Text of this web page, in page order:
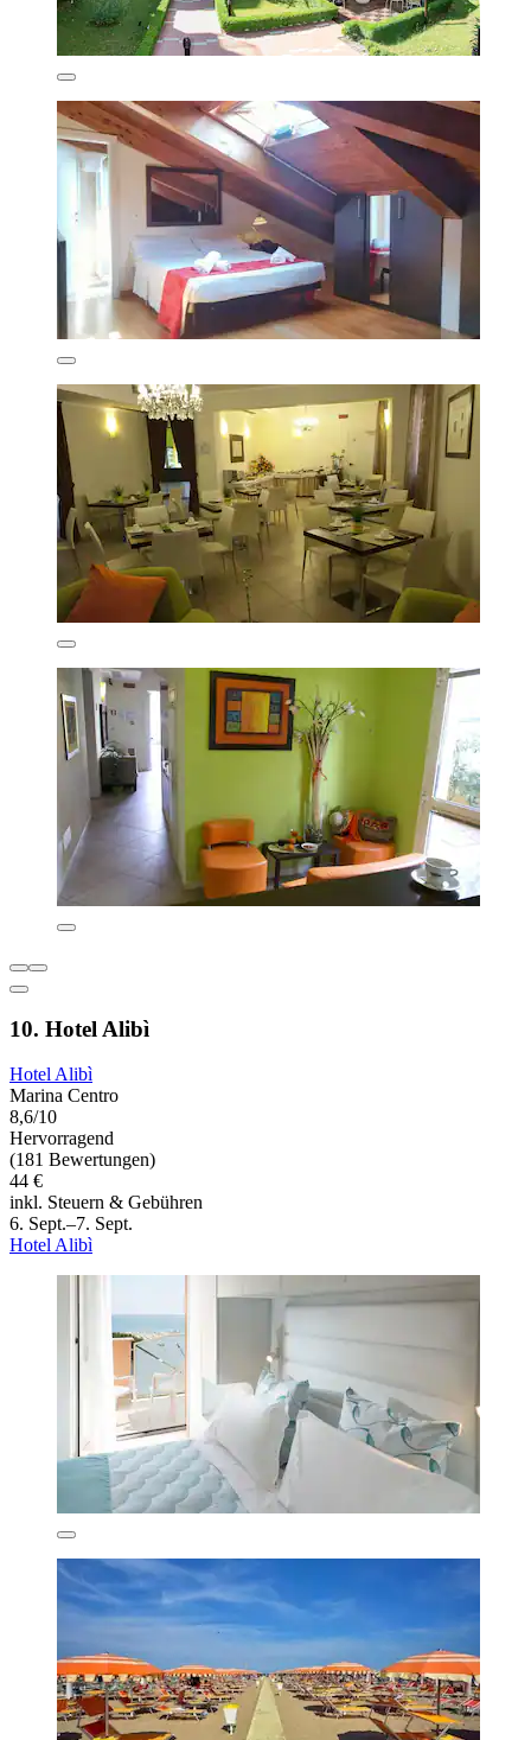
10. Hotel Alibì
Hotel Alibì
Marina Centro
8,6/10
Hervorragend
(181 Bewertungen)
44 €
inkl. Steuern & Gebühren
6. Sept.–7. Sept.
Hotel Alibì